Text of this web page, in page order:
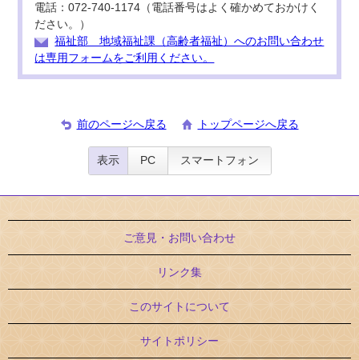
電話：072-740-1174（電話番号はよく確かめておかけく
ださい。）
福祉部 地域福祉課（高齢者福祉）へのお問い合わせ
は専用フォームをご利用ください。
前のページへ戻る トップページへ戻る
表示 PC スマートフォン
ご意見・お問い合わせ
リンク集
このサイトについて
サイトポリシー